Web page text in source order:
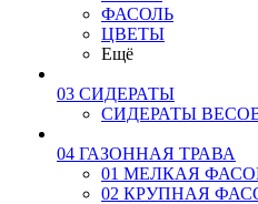
ФАСОЛЬ
ЦВЕТЫ
Ещё
03 СИДЕРАТЫ
СИДЕРАТЫ
04 ГАЗОННАЯ ТРАВА
01 МЕЛКАЯ
02 КРУПНАЯ